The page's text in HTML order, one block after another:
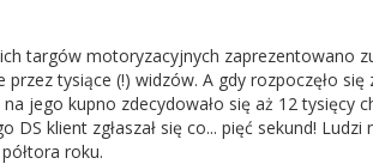
targów motoryzacyjnych zaprezentowano
tysiące (!) widzów. A gdy rozpoczęło
jego kupno zdecydowało się aż 12 tysięcy
klient zgłaszał się co... pięć sekund!
roku.